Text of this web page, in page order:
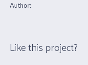
Author:
Like this project?